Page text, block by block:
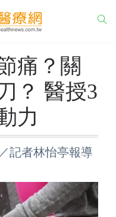
痛？關
？ 醫授3
力
記者林怡亭報導